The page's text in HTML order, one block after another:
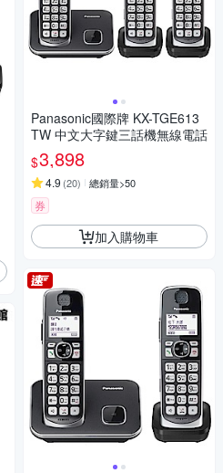
Panasonic國際牌 KX-TGE613
TW 中文大字鍵三話機無線電話
$3,898
4.9 (20) 總銷量>50
券
加入購物車